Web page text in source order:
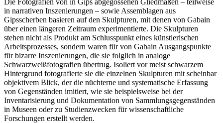
Die Fotografien von in Gips abgegossenen Gliedmaßen – teilweise
in narrativen Inszenierungen – sowie Assemblagen aus
Gipsscherben basieren auf den Skulpturen, mit denen von Gabain
über einen längeren Zeitraum experimentierte. Die Skulpturen
stehen nicht als Produkt am Schlusspunkt eines künstlerischen
Arbeitsprozesses, sondern waren für von Gabain Ausgangspunkte
für bizarre Inszenierungen, die sie folglich in analoge
Schwarzweißfotografien übertrug. Isoliert vor meist schwarzem
Hintergrund fotografierte sie die einzelnen Skulpturen mit scheinbar
objektivem Blick, der die nüchterne und systematische Erfassung
von Gegenständen imitiert, wie sie beispielsweise bei der
Inventarisierung und Dokumentation von Sammlungsgegenständen
in Museen oder zu Studienzwecken für wissenschaftliche
Forschungen erstellt werden.